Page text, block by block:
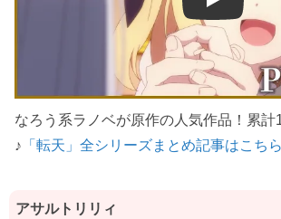
なろう系ラノベが原作の人気作品！累計
♪ 「転天」全シリーズまとめ記事はこちら
アサルトリリィ